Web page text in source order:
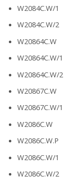
W2084C.W/1
W2084C.W/2
W20864C.W
W20864C.W/1
W20864C.W/2
W20867C.W
W20867C.W/1
W2086C.W
W2086C.W.P
W2086C.W/1
W2086C.W/2